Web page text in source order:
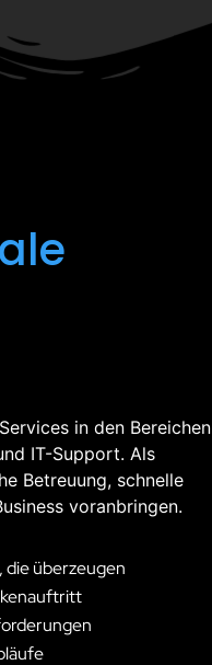
in den Bereichen
IT-Support. Als
Betreuung, schnelle
voranbringen.
überzeugen